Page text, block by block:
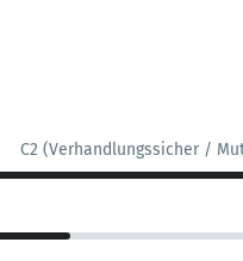
C2 (Verhandlungssicher /